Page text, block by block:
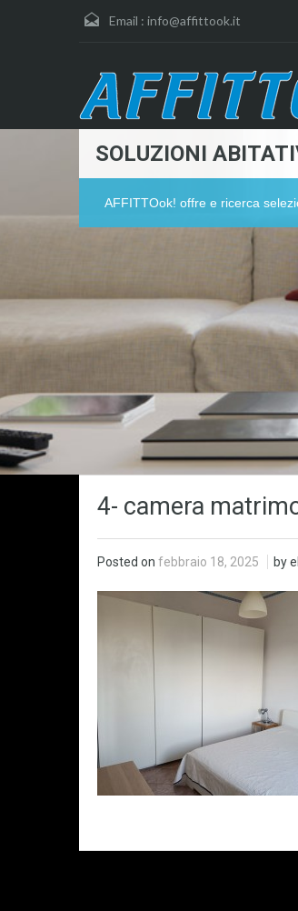
Email : info@affittook.it
SOLUZIONI
AFFITTOok! offre e ricerca
4- camera
Posted on febbraio 18, 2025 by